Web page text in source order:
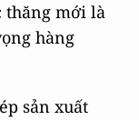
thăng mới là
hàng
sản xuất